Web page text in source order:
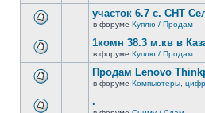
новых
непрочитанных
сообщений.
новых
непрочитанных
сообщений.
новых
непрочитанных
сообщений.
участок 6.7 с. СНТ
в форуме Куплю / Продам
новых
непрочитанных
сообщений.
1комн 38.3 м.кв в
в форуме Куплю / Продам
Продам Lenovo
в форуме Компьютеры,
.